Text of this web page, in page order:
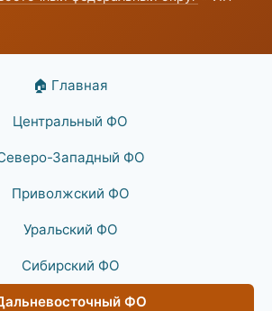
🏠 Главная
Центральный ФО
Западный ФО
Приволжский ФО
Уральский ФО
Сибирский ФО
ФО